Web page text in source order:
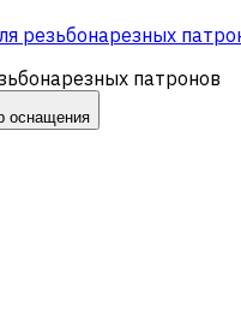
резьбонарезных
патронов
оснащения